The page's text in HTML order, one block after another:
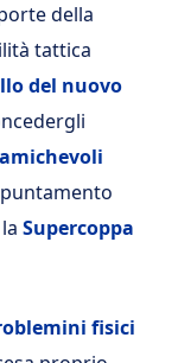
della
tattica
del nuovo
Supercoppa
fisici